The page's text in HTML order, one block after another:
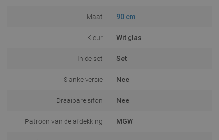
Maat 90 cm
Kleur Wit glas
In de set Set
Slanke versie Nee
Draaibare sifon Nee
Patroon van de afdekking MGW